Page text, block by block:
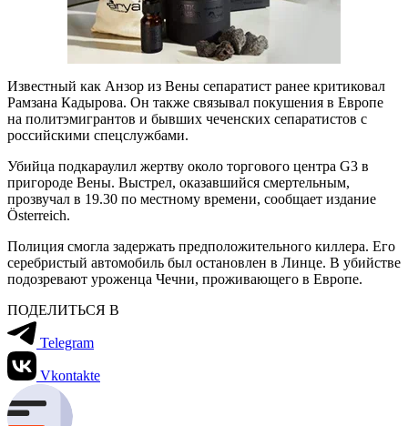
Известный как Анзор из Вены сепаратист ранее критиковал
Рамзана Кадырова. Он также связывал покушения в Европе
на политэмигрантов и бывших чеченских сепаратистов с
российскими спецслужбами.
Убийца подкараулил жертву около торгового центра G3 в
пригороде Вены. Выстрел, оказавшийся смертельным,
прозвучал в 19.30 по местному времени, сообщает издание
Österreich.
Полиция смогла задержать предположительного киллера. Его
серебристый автомобиль был остановлен в Линце. В убийстве
подозревают уроженца Чечни, проживающего в Европе.
ПОДЕЛИТЬСЯ В
Telegram
Vkontakte